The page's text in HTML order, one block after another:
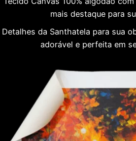
mais destaque para
Detalhes da Santhatela para sua
adorável e perfeita em